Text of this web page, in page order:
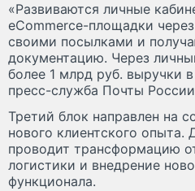
«Развиваются личные
eCommerce-площадки
своими посылками и
документацию. Через
более 1 млрд руб. выручки
пресс-служба Почты России
Третий блок направлен на
нового клиентского опыта.
проводит трансформацию
логистики и внедрение
функционала.